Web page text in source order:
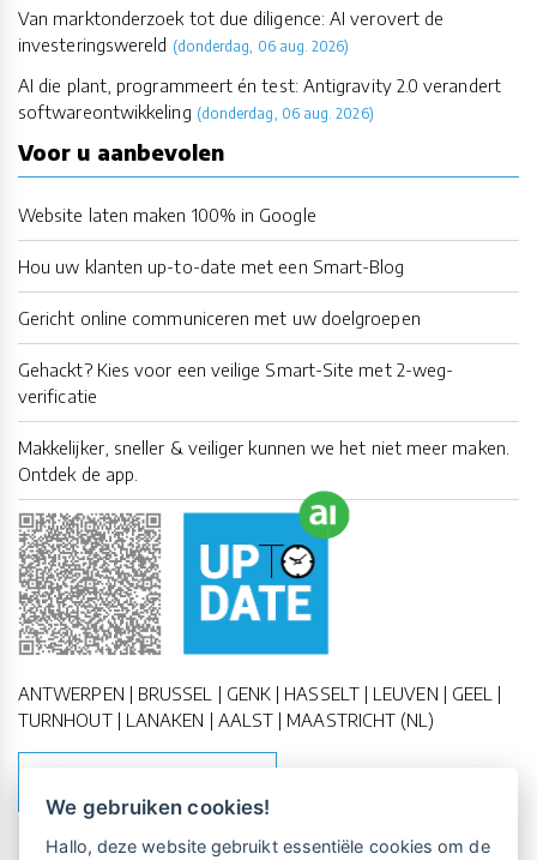
Van marktonderzoek tot due diligence: AI verovert de
investeringswereld (donderdag, 06 aug. 2026)
AI die plant, programmeert én test: Antigravity 2.0 verandert
softwareontwikkeling (donderdag, 06 aug. 2026)
Voor u aanbevolen
Website laten maken 100% in Google
Hou uw klanten up-to-date met een Smart-Blog
Gericht online communiceren met uw doelgroepen
Gehackt? Kies voor een veilige Smart-Site met 2-weg-
verificatie
Makkelijker, sneller & veiliger kunnen we het niet meer maken.
Ontdek de app.
ANTWERPEN | BRUSSEL | GENK | HASSELT | LEUVEN | GEEL |
TURNHOUT | LANAKEN | AALST | MAASTRICHT (NL)
We gebruiken cookies!
Hallo, deze website gebruikt essentiële cookies om de
Vrijblijvende kennismaking?Boek